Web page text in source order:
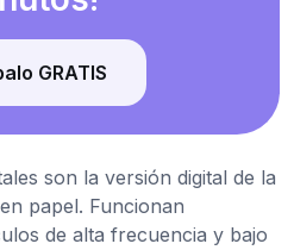
GRATIS
son la versión digital de la
papel. Funcionan
de alta frecuencia y bajo